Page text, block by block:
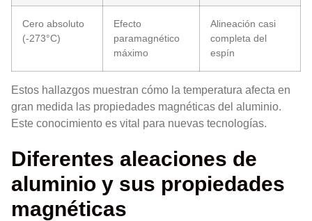
Cero absoluto
(-273°C)
Efecto
paramagnético
máximo
Alineación casi
completa del
espín
Estos hallazgos muestran cómo la temperatura afecta en
gran medida las propiedades magnéticas del aluminio.
Este conocimiento es vital para nuevas tecnologías.
Diferentes aleaciones de
aluminio y sus propiedades
magnéticas